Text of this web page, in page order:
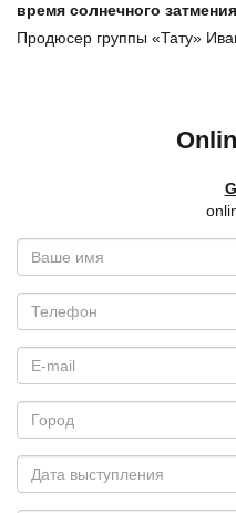
время солнечного затмения
Продюсер группы «Тату»
имя
*
mail
*